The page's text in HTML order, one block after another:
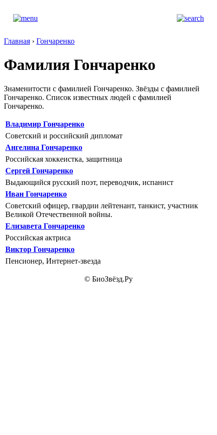
Главная › Гончаренко
Фамилия Гончаренко
Знаменитости с фамилией Гончаренко. Звёзды с фамилией
Гончаренко. Список известных людей с фамилией
Гончаренко.
Владимир Гончаренко
Советский и российский дипломат
Ангелина Гончаренко
Российская хоккеистка, защитница
Сергей Гончаренко
Выдающийся русский поэт, переводчик, испанист
Иван Гончаренко
Советский офицер, гвардии лейтенант, танкист, участник
Великой Отечественной войны.
Елизавета Гончаренко
Российская актриса
Виктор Гончаренко
Пенсионер, Интернет-звезда
© БиоЗвёзд.Ру